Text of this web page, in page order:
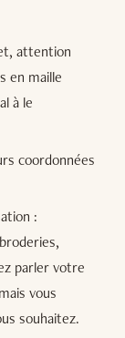
attention
en maille
à le
coordonnées
:
parler votre
vous
souhaitez.